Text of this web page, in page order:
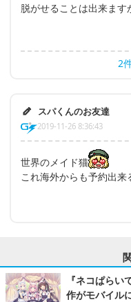
脱がせることは出来ます
2
スパくんのお友達
2019-11-26 8:36:43
世界のメイド猫
これ海外からも予約出来
『ネコぱら
作がモバイル